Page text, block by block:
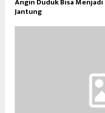
Jantung